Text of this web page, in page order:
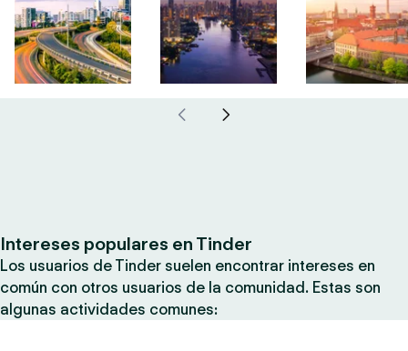
Intereses populares en Tinder
Los usuarios de Tinder suelen encontrar intereses en
común con otros usuarios de la comunidad. Estas son
algunas actividades comunes: